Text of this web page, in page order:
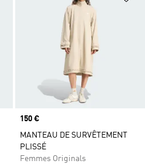
Prix
150 €
MANTEAU DE SURVÊTEMENT
PLISSÉ
Femmes Originals